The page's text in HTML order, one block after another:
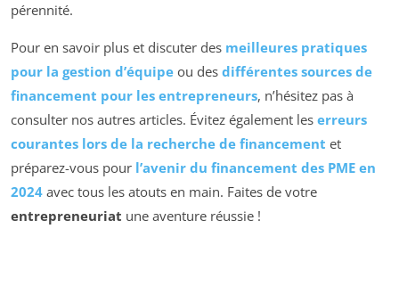
pérennité.
Pour en savoir plus et discuter des meilleures pratiques
pour la gestion d’équipe ou des différentes sources de
financement pour les entrepreneurs, n’hésitez pas à
consulter nos autres articles. Évitez également les erreurs
courantes lors de la recherche de financement et
préparez-vous pour l’avenir du financement des PME en
2024 avec tous les atouts en main. Faites de votre
entrepreneuriat une aventure réussie !